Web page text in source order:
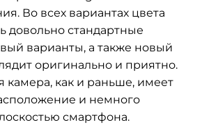
Во всех вариантах цвета
довольно стандартные
варианты, а также новый
оригинально и приятно.
камера, как и раньше, имеет
и немного
смартфона.